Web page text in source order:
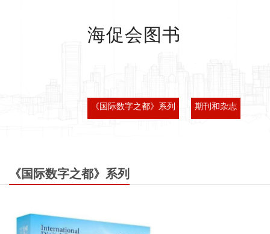
海促会图书
《国际数字之都》系列 期刊和杂志
《国际数字之都》系列